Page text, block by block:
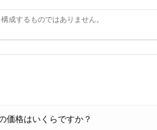
成するものではありません。
価格はいくらですか？